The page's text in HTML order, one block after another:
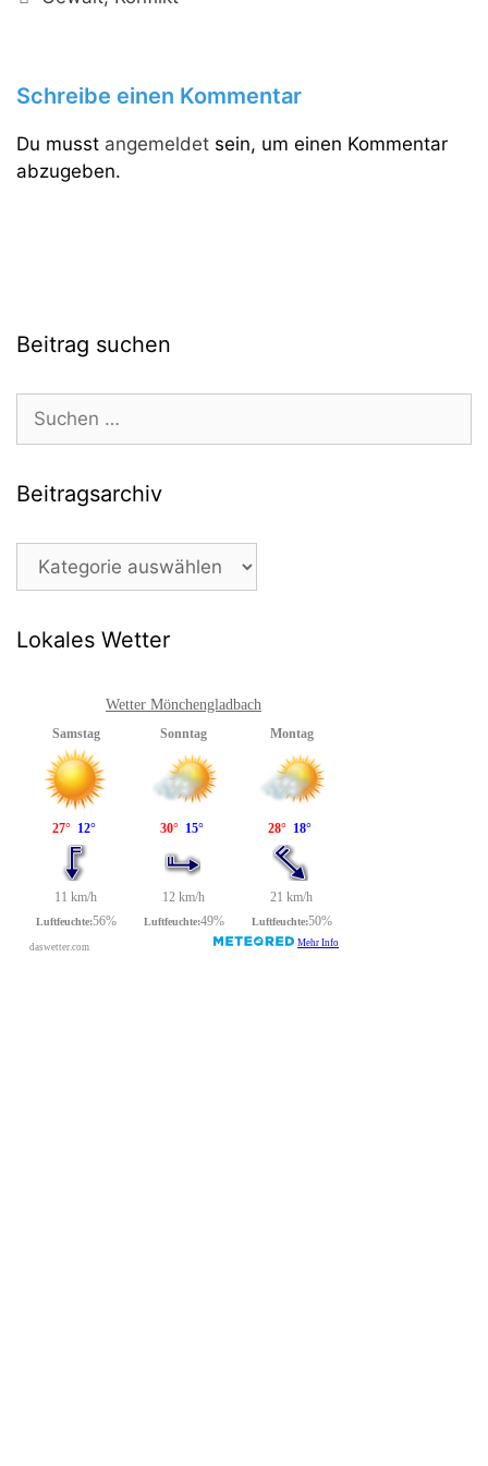
Schreibe einen Kommentar
Du musst angemeldet sein, um einen Kommentar
abzugeben.
Beitrag suchen
nach:
Beitragsarchiv
Beitragsarchiv
Lokales Wetter
Wetter Mönchengladbach